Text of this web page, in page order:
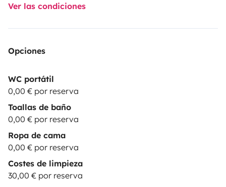
Ver las condiciones
Opciones
WC portátil
0,00 € por reserva
Toallas de baño
0,00 € por reserva
Ropa de cama
0,00 € por reserva
Costes de limpieza
30,00 € por reserva